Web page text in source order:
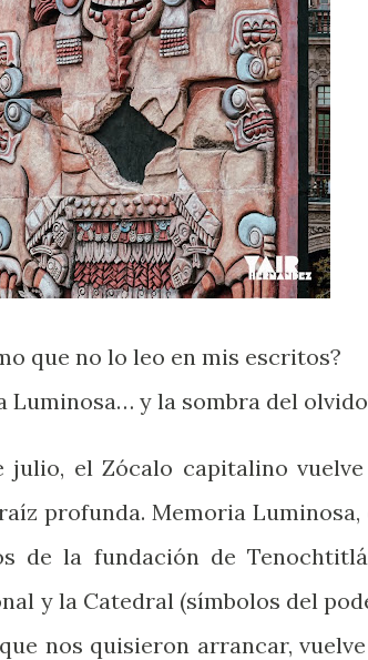
que no lo leo en mis escritos?
Luminosa… y la sombra del
julio, el Zócalo capitalino
profunda. Memoria Luminosa,
de la fundación de
y la Catedral (símbolos del
nos quisieron arrancar,